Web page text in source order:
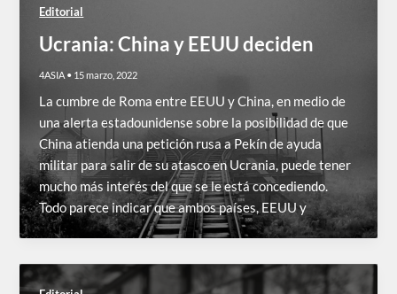
Editorial
Ucrania: China y EEUU deciden
4ASIA • 15 marzo, 2022
La cumbre de Roma entre EEUU y China, en medio de
una alerta estadounidense sobre la posibilidad de que
China atienda una petición rusa a Pekín de ayuda
militar para salir de su atasco en Ucrania, puede tener
mucho más interés del que se le está concediendo.
Todo parece indicar que ambos países, EEUU y